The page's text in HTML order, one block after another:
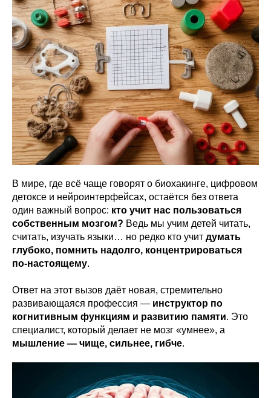
В мире, где всё чаще говорят о биохакинге, цифровом
детоксе и нейроинтерфейсах, остаётся без ответа
один важный вопрос: кто учит нас пользоваться
собственным мозгом? Ведь мы учим детей читать,
считать, изучать языки… но редко кто учит думать
глубоко, помнить надолго, концентрироваться
по-настоящему.
Ответ на этот вызов даёт новая, стремительно
развивающаяся профессия — инструктор по
когнитивным функциям и развитию памяти. Это
специалист, который делает не мозг «умнее», а
мышление — чище, сильнее, гибче.